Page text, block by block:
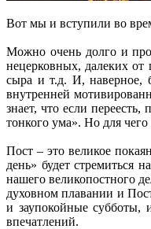
Вот мы и вступили во
Можно очень долго и
нецерковных, далеких
сыра и т.д. И, наверное,
внутренней
знает, что если
тонкого ума». Но для
Пост – это великое
день» будет стремиться
нашего великопостного
духовном плавании и
и заупокойные
впечатлений.